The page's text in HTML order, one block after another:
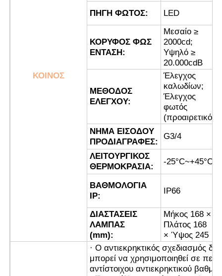
Explosionproof φως συναγερμών
ανεμιστήρας με προστασία από έκρηξη
Πυροσβεστικό κουτί
αντιεκρηκτικός διακόπτης
Πυροσβεστικά αδένες καλωδίων
explosionproof βούλωμα και υποδοχή
ΚΟΙΝΟΣ
ΠΗΓΗ ΦΩΤΟΣ: LED
ΚΟΡΥΦΟΣ ΦΩΣ
ΕΝΤΑΣΗ:
Μεσαίο ≥
2000cd;
Υψηλό ≥
20.000cdB
ΜΕΘΟΔΟΣ
ΕΛΕΓΧΟΥ:
Έλεγχος
καλωδίων;
Έλεγχος
φωτός
(προαιρετικό)
ΝΗΜΑ ΕΙΣΟΔΟΥ
ΠΡΟΔΙΑΓΡΑΦΕΣ:
G3/4
ΛΕΙΤΟΥΡΓΙΚΟΣ
ΘΕΡΜΟΚΡΑΣΙΑ:
-25°C~+45°C
ΒΑΘΜΟΛΟΓΙΑ
IP:
IP66
ΔΙΑΣΤΑΣΕΙΣ
ΛΑΜΠΑΣ
(mm):
Μήκος 168 ×
Πλάτος 168
× Ύψος 245
· Ο αντιεκρηκτικός σχεδιασμός
μπορεί να χρησιμοποιηθεί σε
αντίστοιχου αντιεκρηκτικού